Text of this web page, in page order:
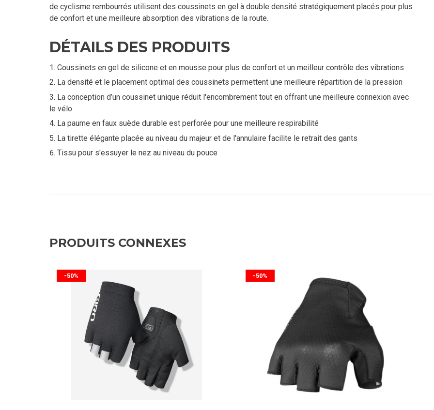
de cyclisme rembourrés utilisent des coussinets en gel à double densité stratégiquement placés pour plus
de confort et une meilleure absorption des vibrations de la route.
DÉTAILS DES PRODUITS
Coussinets en gel de silicone et en mousse pour plus de confort et un meilleur contrôle des vibrations
La densité et le placement optimal des coussinets permettent une meilleure répartition de la pression
La conception d’un coussinet unique réduit l'encombrement tout en offrant une meilleure connexion avec
le vélo
La paume en faux suède durable est perforée pour une meilleure respirabilité
La tirette élégante placée au niveau du majeur et de l'annulaire facilite le retrait des gants
Tissu pour s'essuyer le nez au niveau du pouce
PRODUITS CONNEXES
-50% -50%